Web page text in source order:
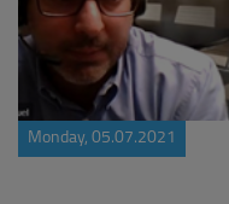
Monday, 05.07.2021